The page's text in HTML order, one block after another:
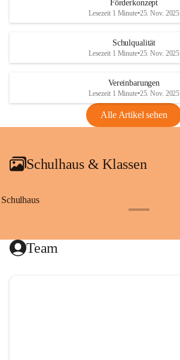
Förderkonzept
Lesezeit 1 Minute•25. Nov. 2025
Schulqualität
Lesezeit 1 Minute•25. Nov. 2025
Vereinbarungen
Lesezeit 1 Minute•25. Nov. 2025
Alle Artikel sehen
Schulhaus & Klassen
Schulhaus
Team